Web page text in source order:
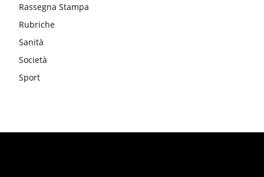
Rassegna Stampa
Rubriche
Sanità
Società
Sport